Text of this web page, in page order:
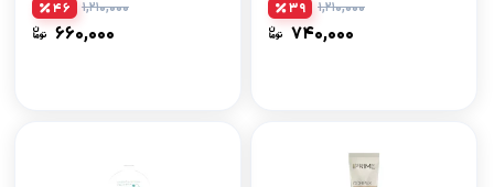
۱,۲۱۰,۰۰۰
۷۴۰,۰۰۰
39 ۱,۲۱۰,۰۰۰
۶۶۰,۰۰۰
46